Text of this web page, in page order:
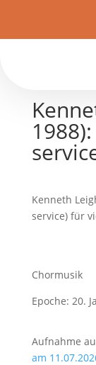
Kenneth
service) für
Chormusik
Epoche: 20.
Aufnahme
am